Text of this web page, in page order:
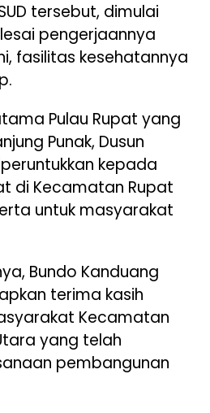
tersebut, dimulai
pengerjaannya
fasilitas kesehatannya
Pulau Rupat yang
Punak, Dusun
kepada
di Kecamatan Rupat
untuk masyarakat
Bundo Kanduang
terima kasih
Kecamatan
yang telah
pembangunan